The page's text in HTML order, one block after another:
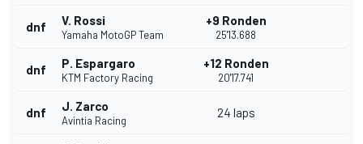
dnf V. Rossi
Yamaha MotoGP Team
+9 Ronden
25'13.688
dnf P. Espargaro
KTM Factory Racing
+12 Ronden
20'17.741
dnf J. Zarco
Avintia Racing
24 laps